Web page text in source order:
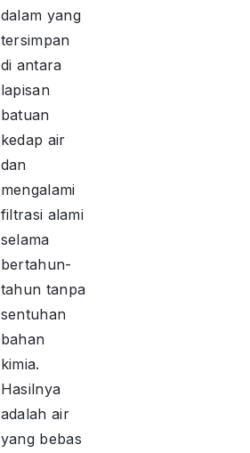
dalam yang
tersimpan
di antara
lapisan
batuan
kedap air
dan
mengalami
filtrasi alami
selama
bertahun-
tahun tanpa
sentuhan
bahan
kimia.
Hasilnya
adalah air
yang bebas